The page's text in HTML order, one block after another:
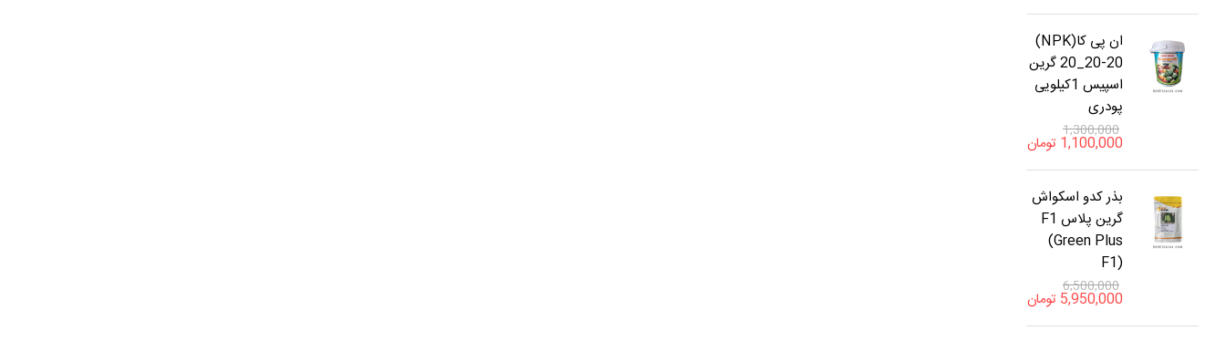
ان پی کا(NPK)
20_20-20 گرین
اسپیس 1کیلویی
پودری
1,300,000
1,100,000 تومان
بذر کدو اسکواش
گرین پلاس F1
(Green Plus
F1)
6,500,000
5,950,000 تومان